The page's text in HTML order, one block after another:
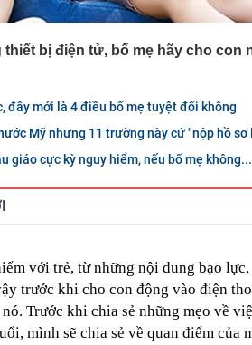
bị điện tử, bố mẹ hãy cho con
đây mới là 4 điều bố mẹ tuyệt đối không
Mỹ nhưng 11 trường này cứ "nộp hồ sơ
giáo cực kỳ nguy hiểm, nếu bố mẹ không...
với trẻ, từ những nội dung bạo
trước khi cho con động vào điện
Trước khi chia sẻ những mẹo về
mình sẽ chia sẻ về quan điểm của